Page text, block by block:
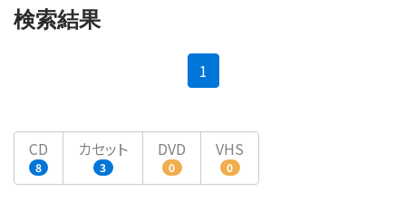
検索結果
1
CD
8
カセット
3
DVD
0
VHS
0